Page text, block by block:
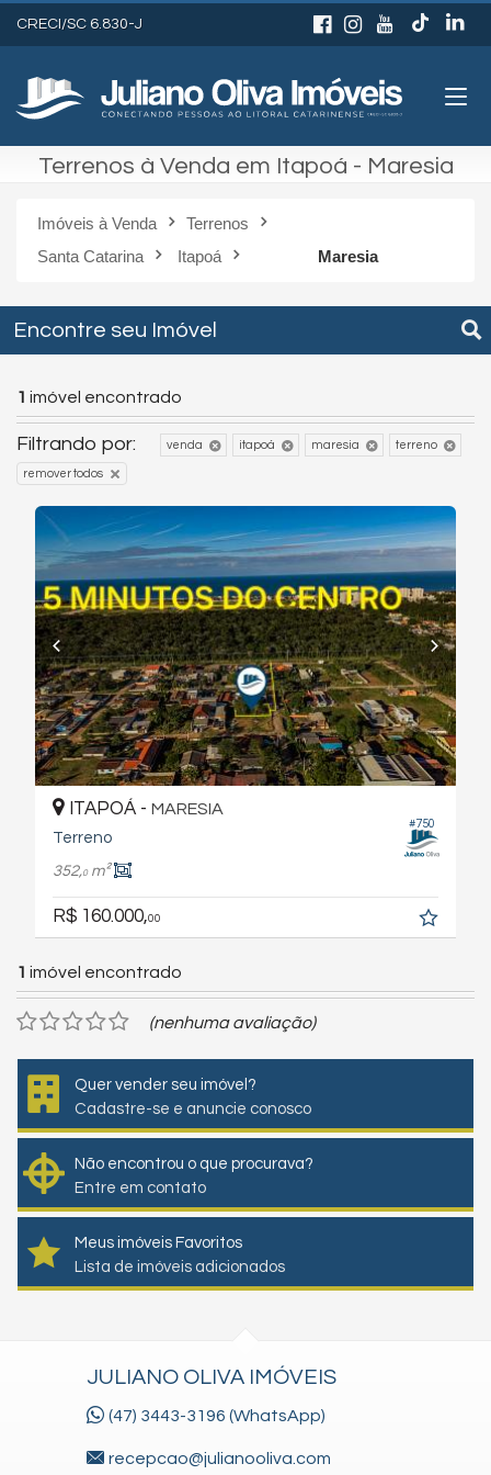
CRECI/SC 6.830-J
Terrenos à Venda em Itapoá - Maresia
Imóveis à Venda
Terrenos
Santa Catarina
Itapoá Maresia
Encontre seu Imóvel
1 imóvel encontrado
Filtrando por: venda itapoá maresia terreno
remover todos
#750
ITAPOÁ - MARESIA
Terreno
352,0m²
R$ 160.000,00
1 imóvel encontrado
(nenhuma avaliação)
Quer vender seu imóvel?
Cadastre-se e anuncie conosco
Não encontrou o que procurava?
Entre em contato
Meus imóveis Favoritos
Lista de imóveis adicionados
JULIANO OLIVA IMÓVEIS
(47) 3443-3196 (WhatsApp)
recepcao@julianooliva.com